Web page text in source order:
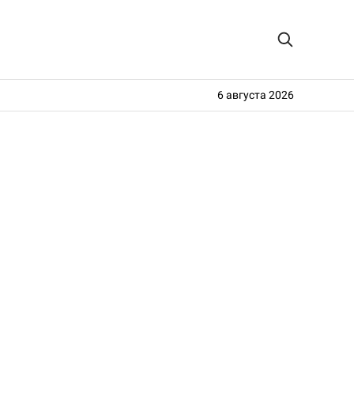
6 августа 2026